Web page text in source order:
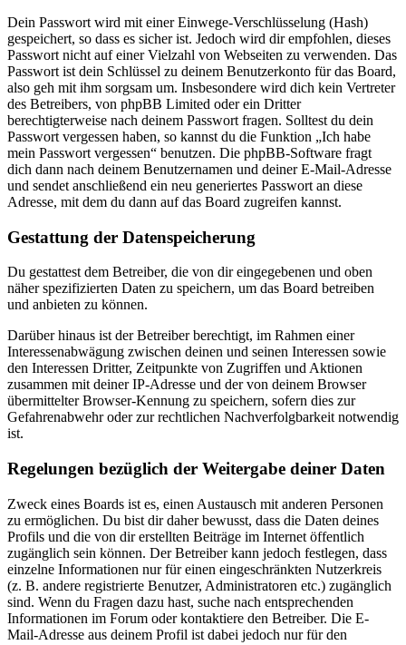
Dein Passwort wird mit einer Einwege-Verschlüsselung (Hash)
gespeichert, so dass es sicher ist. Jedoch wird dir empfohlen, dieses
Passwort nicht auf einer Vielzahl von Webseiten zu verwenden. Das
Passwort ist dein Schlüssel zu deinem Benutzerkonto für das Board,
also geh mit ihm sorgsam um. Insbesondere wird dich kein Vertreter
des Betreibers, von phpBB Limited oder ein Dritter
berechtigterweise nach deinem Passwort fragen. Solltest du dein
Passwort vergessen haben, so kannst du die Funktion „Ich habe
mein Passwort vergessen“ benutzen. Die phpBB-Software fragt
dich dann nach deinem Benutzernamen und deiner E-Mail-Adresse
und sendet anschließend ein neu generiertes Passwort an diese
Adresse, mit dem du dann auf das Board zugreifen kannst.
Gestattung der Datenspeicherung
Du gestattest dem Betreiber, die von dir eingegebenen und oben
näher spezifizierten Daten zu speichern, um das Board betreiben
und anbieten zu können.
Darüber hinaus ist der Betreiber berechtigt, im Rahmen einer
Interessenabwägung zwischen deinen und seinen Interessen sowie
den Interessen Dritter, Zeitpunkte von Zugriffen und Aktionen
zusammen mit deiner IP-Adresse und der von deinem Browser
übermittelter Browser-Kennung zu speichern, sofern dies zur
Gefahrenabwehr oder zur rechtlichen Nachverfolgbarkeit notwendig
ist.
Regelungen bezüglich der Weitergabe deiner Daten
Zweck eines Boards ist es, einen Austausch mit anderen Personen
zu ermöglichen. Du bist dir daher bewusst, dass die Daten deines
Profils und die von dir erstellten Beiträge im Internet öffentlich
zugänglich sein können. Der Betreiber kann jedoch festlegen, dass
einzelne Informationen nur für einen eingeschränkten Nutzerkreis
(z. B. andere registrierte Benutzer, Administratoren etc.) zugänglich
sind. Wenn du Fragen dazu hast, suche nach entsprechenden
Informationen im Forum oder kontaktiere den Betreiber. Die E-
Mail-Adresse aus deinem Profil ist dabei jedoch nur für den